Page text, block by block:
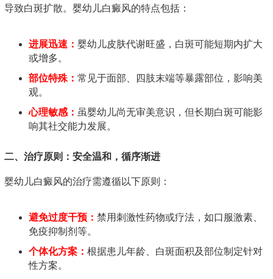
导致白斑扩散。婴幼儿白癜风的特点包括：
进展迅速： 婴幼儿皮肤代谢旺盛，白斑可能短期内扩大
或增多。
部位特殊： 常见于面部、四肢末端等暴露部位，影响美
观。
心理敏感： 虽婴幼儿尚无审美意识，但长期白斑可能影
响其社交能力发展。
二、治疗原则：安全温和，循序渐进
婴幼儿白癜风的治疗需遵循以下原则：
避免过度干预： 禁用刺激性药物或疗法，如口服激素、
免疫抑制剂等。
个体化方案： 根据患儿年龄、白斑面积及部位制定针对
性方案。